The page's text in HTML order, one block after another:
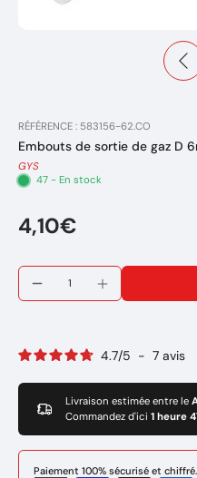
RÉFÉRENCE : 583156-62.CO
Embouts de sortie de gaz D
GYS
47 - En stock
4,10€
4.7/5 - 7 avis
Livraison estimée entre le
Commandez d'ici 1 heure
Paiement 100% sécurisé et chiffré.